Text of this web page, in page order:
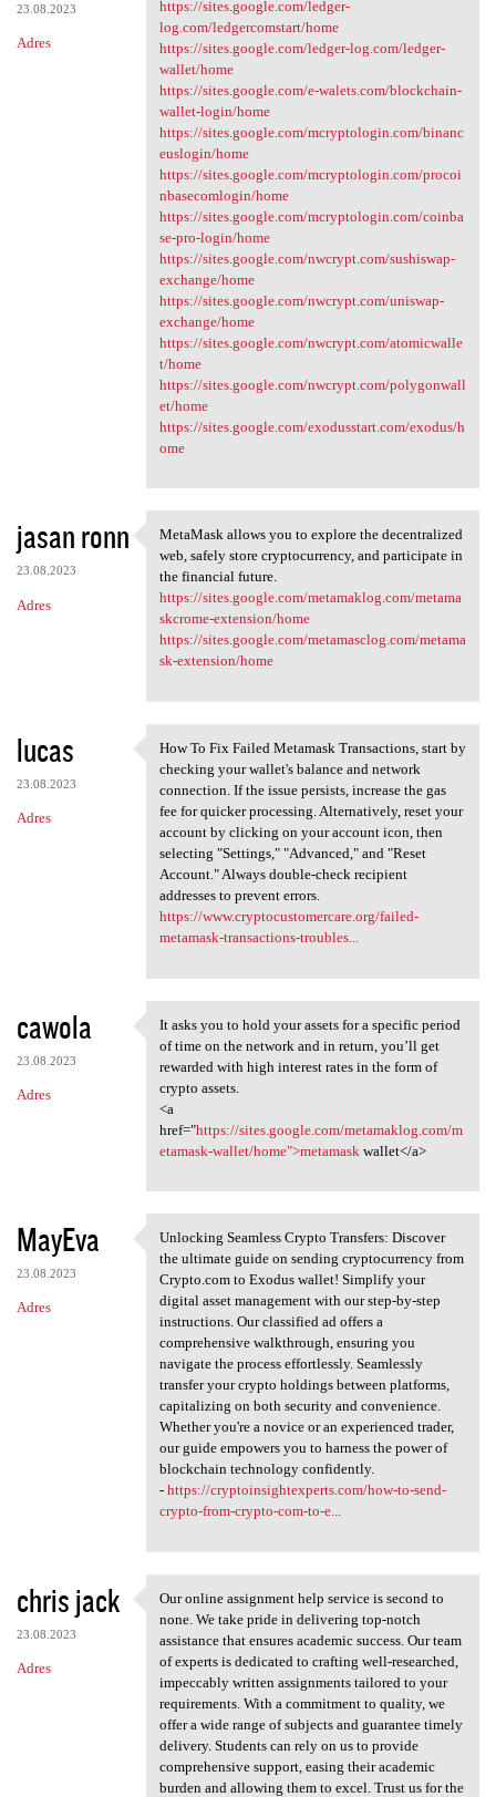
23.08.2023
Adres
https://sites.google.com/ledger-
log.com/ledgercomstart/home
https://sites.google.com/ledger-log.com/ledger-
wallet/home
https://sites.google.com/e-walets.com/blockchain-
wallet-login/home
https://sites.google.com/mcryptologin.com/binanc
euslogin/home
https://sites.google.com/mcryptologin.com/procoi
nbasecomlogin/home
https://sites.google.com/mcryptologin.com/coinba
se-pro-login/home
https://sites.google.com/nwcrypt.com/sushiswap-
exchange/home
https://sites.google.com/nwcrypt.com/uniswap-
exchange/home
https://sites.google.com/nwcrypt.com/atomicwalle
t/home
https://sites.google.com/nwcrypt.com/polygonwall
et/home
https://sites.google.com/exodusstart.com/exodus/h
ome
jasan ronn
23.08.2023
Adres
MetaMask allows you to
MetaMask allows you to explore the decentralized
web, safely store cryptocurrency, and participate in
the financial future.
https://sites.google.com/metamaklog.com/metama
skcrome-extension/home
https://sites.google.com/metamasclog.com/metama
sk-extension/home
lucas
23.08.2023
Adres
How To Fix Failed Metamask
How To Fix Failed Metamask Transactions, start by
checking your wallet's balance and network
connection. If the issue persists, increase the gas
fee for quicker processing. Alternatively, reset your
account by clicking on your account icon, then
selecting "Settings," "Advanced," and "Reset
Account." Always double-check recipient
addresses to prevent errors.
https://www.cryptocustomercare.org/failed-
metamask-transactions-troubles...
cawola
23.08.2023
Adres
It asks you to hold your
It asks you to hold your assets for a specific period
of time on the network and in return, you’ll get
rewarded with high interest rates in the form of
crypto assets.
<a
href="https://sites.google.com/metamaklog.com/m
etamask-wallet/home">metamask wallet</a>
MayEva
23.08.2023
Adres
Unlocking Seamless Crypto
Unlocking Seamless Crypto Transfers: Discover
the ultimate guide on sending cryptocurrency from
Crypto.com to Exodus wallet! Simplify your
digital asset management with our step-by-step
instructions. Our classified ad offers a
comprehensive walkthrough, ensuring you
navigate the process effortlessly. Seamlessly
transfer your crypto holdings between platforms,
capitalizing on both security and convenience.
Whether you're a novice or an experienced trader,
our guide empowers you to harness the power of
blockchain technology confidently.
- https://cryptoinsightexperts.com/how-to-send-
crypto-from-crypto-com-to-e...
chris jack
23.08.2023
Adres
Our online assignment help
Our online assignment help service is second to
none. We take pride in delivering top-notch
assistance that ensures academic success. Our team
of experts is dedicated to crafting well-researched,
impeccably written assignments tailored to your
requirements. With a commitment to quality, we
offer a wide range of subjects and guarantee timely
delivery. Students can rely on us to provide
comprehensive support, easing their academic
burden and allowing them to excel. Trust us for the